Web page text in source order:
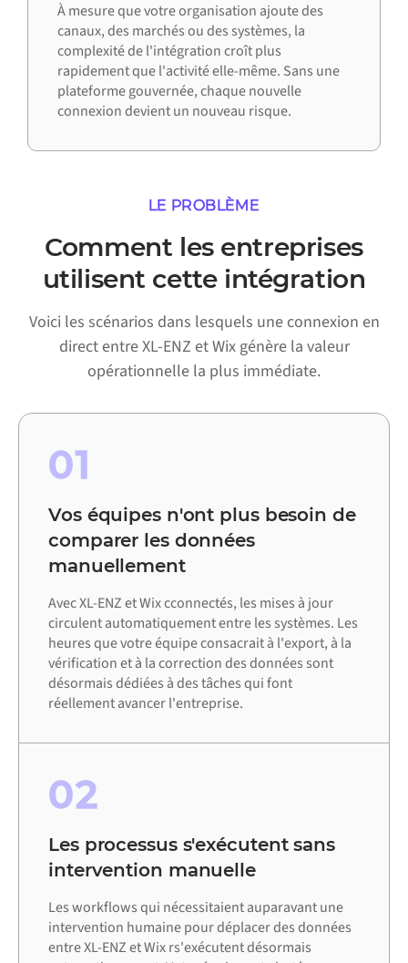
À mesure que votre organisation ajoute des
canaux, des marchés ou des systèmes, la
complexité de l'intégration croît plus
rapidement que l'activité elle-même. Sans une
plateforme gouvernée, chaque nouvelle
connexion devient un nouveau risque.
LE PROBLÈME
Comment les entreprises
utilisent cette intégration
Voici les scénarios dans lesquels une connexion en
direct entre XL-ENZ et Wix génère la valeur
opérationnelle la plus immédiate.
01
Vos équipes n'ont plus besoin de
comparer les données
manuellement
Avec XL-ENZ et Wix cconnectés, les mises à jour
circulent automatiquement entre les systèmes. Les
heures que votre équipe consacrait à l'export, à la
vérification et à la correction des données sont
désormais dédiées à des tâches qui font
réellement avancer l'entreprise.
02
Les processus s'exécutent sans
intervention manuelle
Les workflows qui nécessitaient auparavant une
intervention humaine pour déplacer des données
entre XL-ENZ et Wix rs'exécutent désormais